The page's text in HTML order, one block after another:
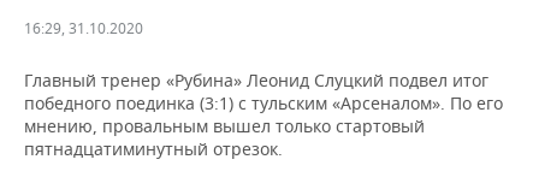
ДЕКЛАРАЦИИ О ДОХОДАХ
КОРОЛИ ГОСЗАКАЗА ПФО
ВУЗЫ ТАТАРСТАНА
НОВОСТИ ЭКОНОМИКИ
ФИНАНСЫ
БАНКИ
ПРОМЫШЛЕННОСТЬ
НОВОСТИ
ПРОМЫШЛЕННОСТИ
АГРОПРОМ
НЕДВИЖИМОСТЬ
НОВОСТИ НЕДВИЖИМОСТИ
АВТО
16:29, 31.10.2020
Главный тренер «Рубина» Леонид Слуцкий подвел итог
победного поединка (3:1) с тульским «Арсеналом». По его
мнению, провальным вышел только стартовый
пятнадцатиминутный отрезок.